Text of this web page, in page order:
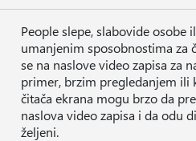
People slepe, slabovide osobe
umanjenim sposobnostima za
se na naslove video zapisa za
primer, brzim pregledanjem ili
čitača ekrana mogu brzo da
naslova video zapisa i da odu
željeni.